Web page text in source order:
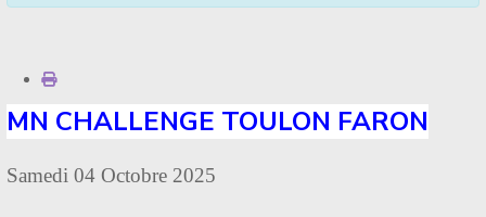
MN CHALLENGE TOULON FARON
Samedi 04 Octobre 2025